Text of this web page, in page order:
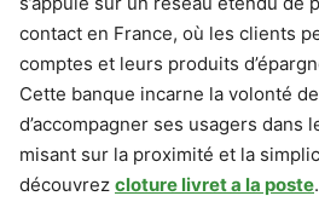
contact en France, où les clients
comptes et leurs produits
Cette banque incarne la volonté
d’accompagner ses usagers dans
misant sur la proximité et la
découvrez cloture livret a la poste.